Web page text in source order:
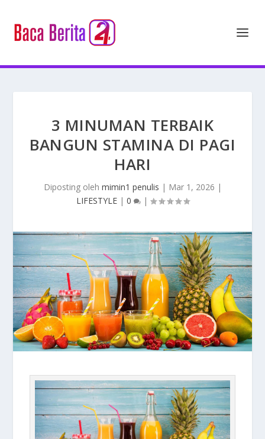
3 MINUMAN TERBAIK
BANGUN STAMINA DI PAGI
HARI
Diposting oleh mimin1 penulis | Mar 1, 2026 |
LIFESTYLE| 0 |